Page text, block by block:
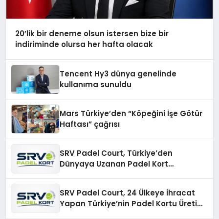
20’lik bir deneme olsun istersen bize bir
indiriminde olursa her hafta olacak
Tencent Hy3 dünya genelinde
kullanıma sunuldu
Mars Türkiye’den “Köpeğini İşe Götür
Haftası” çağrısı
SRV Padel Court, Türkiye’den
Dünyaya Uzanan Padel Kort
SRV Padel Court, 24 Ülkeye İhracat
Yapan Türkiye’nin Padel Kortu Üretim